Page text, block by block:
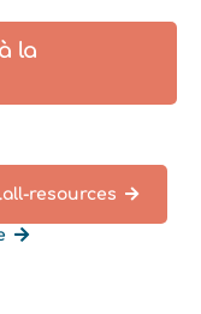
la
resources